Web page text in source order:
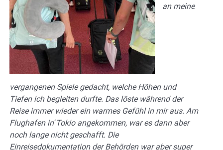
an meine
vergangenen Spiele gedacht, welche Höhen und
Tiefen ich begleiten durfte. Das löste während der
Reise immer wieder ein warmes Gefühl in mir aus. Am
Flughafen in ́Tokio angekommen, war es dann aber
noch lange nicht geschafft. Die
Einreisedokumentation der Behörden war aber super